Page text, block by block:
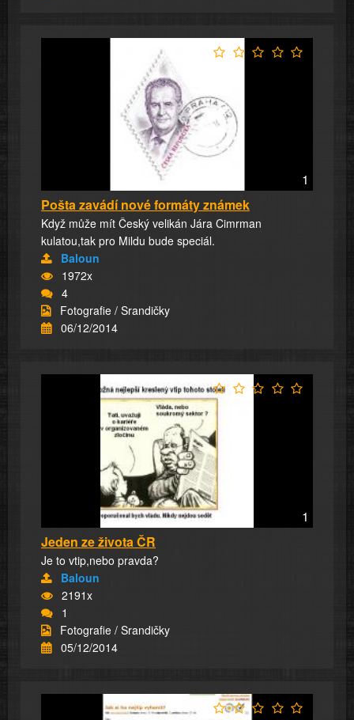
1
Pošta zavádí nové formáty známek
Když může mít Český velikán Jára Cimrman
kulatou,tak pro Mildu bude speciál.
Baloun
1972x
4
Fotografie / Srandičky
06/12/2014
1
Jeden ze života ČR
Je to vtip,nebo pravda?
Baloun
2191x
1
Fotografie / Srandičky
05/12/2014